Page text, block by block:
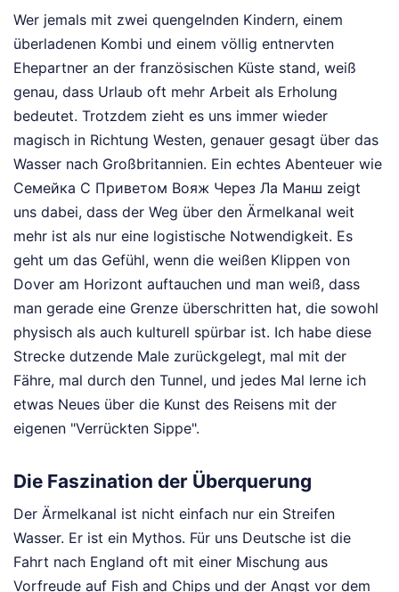
Wer jemals mit zwei quengelnden Kindern, einem
überladenen Kombi und einem völlig entnervten
Ehepartner an der französischen Küste stand, weiß
genau, dass Urlaub oft mehr Arbeit als Erholung
bedeutet. Trotzdem zieht es uns immer wieder
magisch in Richtung Westen, genauer gesagt über das
Wasser nach Großbritannien. Ein echtes Abenteuer wie
Семейка С Приветом Вояж Через Ла Манш zeigt
uns dabei, dass der Weg über den Ärmelkanal weit
mehr ist als nur eine logistische Notwendigkeit. Es
geht um das Gefühl, wenn die weißen Klippen von
Dover am Horizont auftauchen und man weiß, dass
man gerade eine Grenze überschritten hat, die sowohl
physisch als auch kulturell spürbar ist. Ich habe diese
Strecke dutzende Male zurückgelegt, mal mit der
Fähre, mal durch den Tunnel, und jedes Mal lerne ich
etwas Neues über die Kunst des Reisens mit der
eigenen "Verrückten Sippe".
Die Faszination der Überquerung
Der Ärmelkanal ist nicht einfach nur ein Streifen
Wasser. Er ist ein Mythos. Für uns Deutsche ist die
Fahrt nach England oft mit einer Mischung aus
Vorfreude auf Fish and Chips und der Angst vor dem